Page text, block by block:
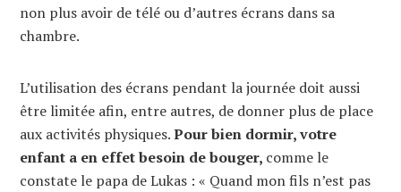
non plus avoir de télé ou d’autres écrans dans sa
chambre.
L’utilisation des écrans pendant la journée doit aussi
être limitée afin, entre autres, de donner plus de place
aux activités physiques.Pour bien dormir, votre
enfant a en effet besoin de bouger, comme le
constate le papa de Lukas : « Quand mon fils n’est pas